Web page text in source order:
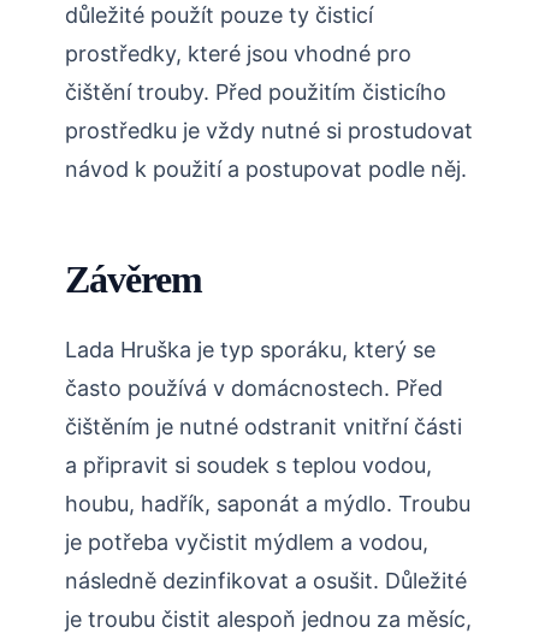
důležité použít pouze ty čisticí
prostředky, které jsou vhodné pro
čištění trouby. Před použitím čisticího
prostředku je vždy nutné si prostudovat
návod k použití a postupovat podle něj.
Závěrem
Lada Hruška je typ sporáku, který se
často používá v domácnostech. Před
čištěním je nutné odstranit vnitřní části
a připravit si soudek s teplou vodou,
houbu, hadřík, saponát a mýdlo. Troubu
je potřeba vyčistit mýdlem a vodou,
následně dezinfikovat a osušit. Důležité
je troubu čistit alespoň jednou za měsíc,